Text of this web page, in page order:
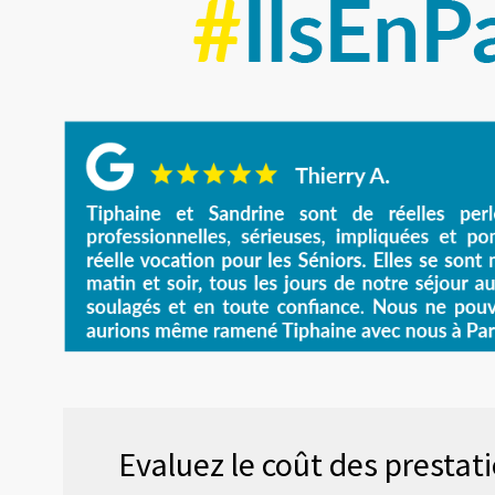
Evaluez le coût des